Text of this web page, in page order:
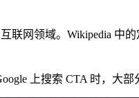
联网领域。Wikipedia 中
上搜索 CTA 时，大部